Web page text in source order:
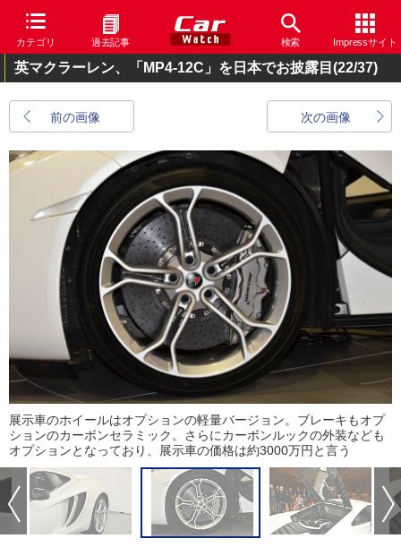
カテゴリ 過去記事 検索 Impressサイト
英マクラーレン、「MP4-12C」を日本でお披露目 (22/37)
前の画像 次の画像
展示車のホイールはオプションの軽量バージョン。ブレーキもオプ
ションのカーボンセラミック。さらにカーボンルックの外装なども
オプションとなっており、展示車の価格は約3000万円と言う